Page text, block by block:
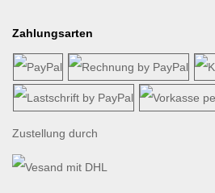
Zahlungsarten
Zustellung durch